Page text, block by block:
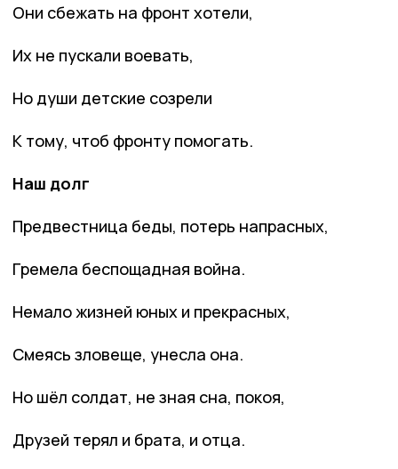
Они сбежать на фронт хотели,
Их не пускали воевать,
Но души детские созрели
К тому, чтоб фронту помогать.
Наш долг
Предвестница беды, потерь напрасных,
Гремела беспощадная война.
Немало жизней юных и прекрасных,
Смеясь зловеще, унесла она.
Но шёл солдат, не зная сна, покоя,
Друзей терял и брата, и отца.